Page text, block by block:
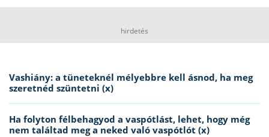
hirdetés
Vashiány: a tüneteknél mélyebbre kell ásnod, ha meg
szeretnéd szüntetni (x)
Ha folyton félbehagyod a vaspótlást, lehet, hogy még
nem találtad meg a neked való vaspótlót (x)